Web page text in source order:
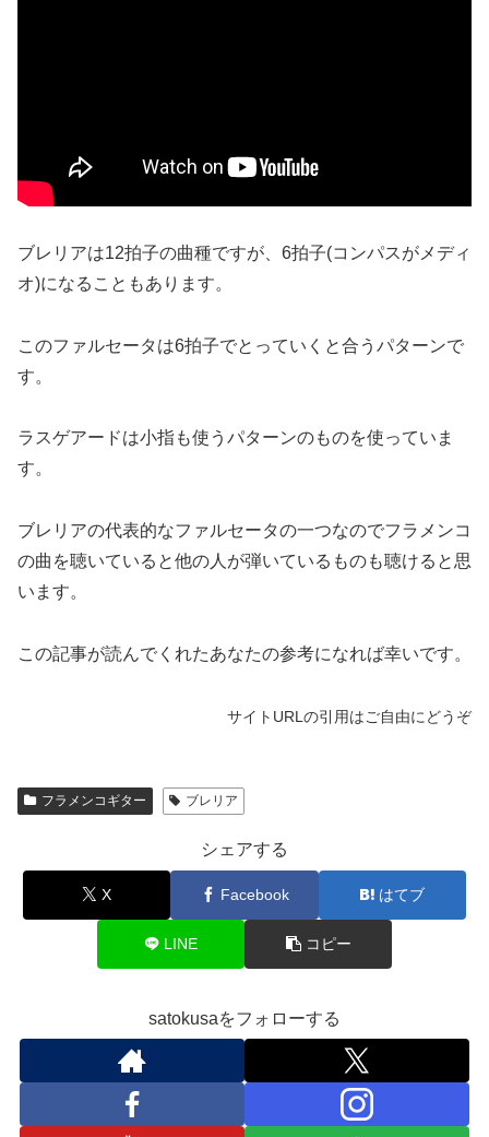
ブレリアは12拍子の曲種ですが、6拍子(コンパスがメディ
オ)になることもあります。
このファルセータは6拍子でとっていくと合うパターンで
す。
ラスゲアードは小指も使うパターンのものを使っていま
す。
ブレリアの代表的なファルセータの一つなのでフラメンコ
の曲を聴いていると他の人が弾いているものも聴けると思
います。
この記事が読んでくれたあなたの参考になれば幸いです。
サイトURLの引用はご自由にどうぞ
フラメンコギター ブレリア
シェアする
X Facebook はてブ
LINE コピー
satokusaをフォローする